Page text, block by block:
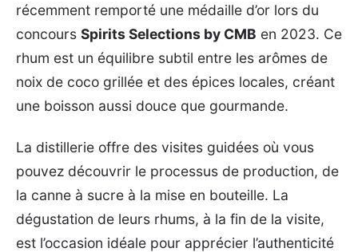
récemment remporté une médaille d’or lors du
concours Spirits Selections by CMB en 2023. Ce
rhum est un équilibre subtil entre les arômes de
noix de coco grillée et des épices locales, créant
une boisson aussi douce que gourmande.
La distillerie offre des visites guidées où vous
pouvez découvrir le processus de production, de
la canne à sucre à la mise en bouteille. La
dégustation de leurs rhums, à la fin de la visite,
est l’occasion idéale pour apprécier l’authenticité